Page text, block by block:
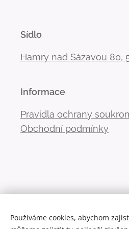
Sídlo
Hamry nad Sázavou 80,
Informace
Pravidla ochrany
Obchodní podmínky
Používáme cookies, abychom